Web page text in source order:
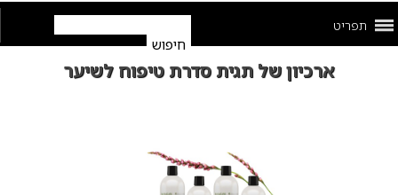
תפריט
ארכיון של תגית סדרת טיפוח לשיער